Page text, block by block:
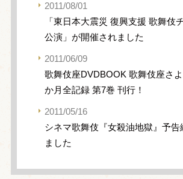
2011/08/01
「東日本大震災 復興支援 歌舞伎
公演」が開催されました
2011/06/09
歌舞伎座DVDBOOK 歌舞伎座さ
か月全記録 第7巻 刊行！
2011/05/16
シネマ歌舞伎『女殺油地獄』予告
ました